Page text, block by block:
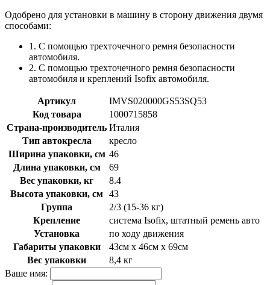
Одобрено для установки в машину в сторону движения двумя
способами:
1. С помощью трехточечного ремня безопасности
автомобиля.
2. С помощью трехточечного ремня безопасности
автомобиля и креплений Isofix автомобиля.
Артикул
IMVS020000GS53SQ53
Код товара
1000715858
Страна-производитель Италия
Тип автокресла
кресло
Ширина упаковки, см 46
Длина упаковки, см
69
Вес упаковки, кг
8.4
Высота упаковки, см 43
Группа
2/3 (15-36 кг)
Крепление
система Isofix, штатный ремень авто
Установка
по ходу движения
Габариты упаковки
43см x 46см x 69см
Вес упаковки
8,4 кг
Ваше имя: